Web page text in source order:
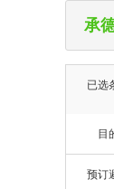
承
已选
目
预订